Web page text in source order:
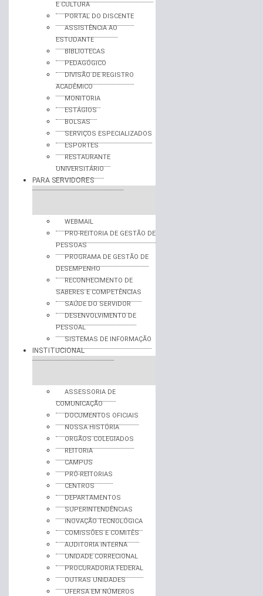
E CULTURA
PORTAL DO DISCENTE
ASSISTÊNCIA AO
ESTUDANTE
BIBLIOTECAS
PEDAGÓGICO
DIVISÃO DE REGISTRO
ACADÊMICO
MONITORIA
ESTÁGIOS
BOLSAS
SERVIÇOS ESPECIALIZADOS
ESPORTES
RESTAURANTE
UNIVERSITÁRIO
PARA SERVIDORES
WEBMAIL
PRO-REITORIA DE GESTÃO DE
PESSOAS
PROGRAMA DE GESTÃO DE
DESEMPENHO
RECONHECIMENTO DE
SABERES E COMPETÊNCIAS
SAÚDE DO SERVIDOR
DESENVOLVIMENTO DE
PESSOAL
SISTEMAS DE INFORMAÇÃO
INSTITUCIONAL
ASSESSORIA DE
COMUNICAÇÃO
DOCUMENTOS OFICIAIS
NOSSA HISTÓRIA
ORGÃOS COLEGIADOS
REITORIA
CAMPUS
PRÓ-REITORIAS
CENTROS
DEPARTAMENTOS
SUPERINTENDÊNCIAS
INOVAÇÃO TECNOLÓGICA
COMISSÕES E COMITÊS
AUDITORIA INTERNA
UNIDADE CORRECIONAL
PROCURADORIA FEDERAL
OUTRAS UNIDADES
UFERSA EM NÚMEROS